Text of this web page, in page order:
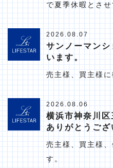
で夏季休暇とさせ
2026.08.07
サンノーマン
います。
売主様、買主様に
2026.08.06
横浜市神奈川
ありがとうござ
売主様、買主様
す。